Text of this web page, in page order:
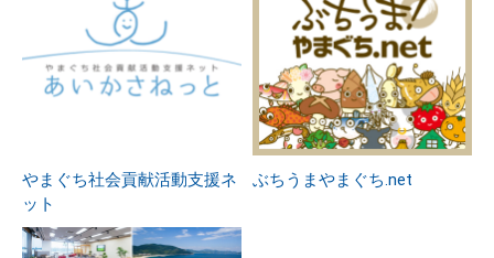
やまぐち社会貢献活動支援ネ
ット
ぶちうまやまぐち.net